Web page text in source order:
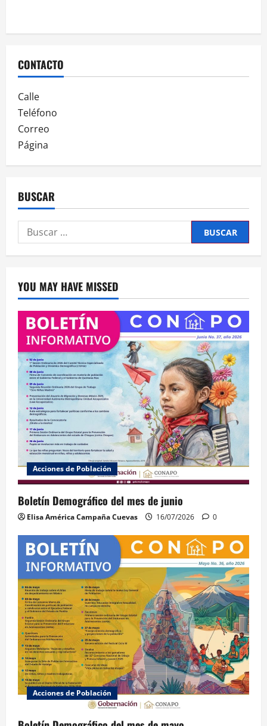
CONTACTO
Calle
Teléfono
Correo
Página
BUSCAR
Buscar:
YOU MAY HAVE MISSED
Acciones de Población
Boletín Demográfico del mes de junio
Elisa América Campaña Cuevas 16/07/2026 0
Acciones de Población